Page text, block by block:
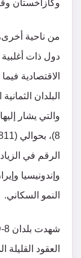
وكازاخستان
دول ذات
الرقم في
وإندونيسيا
النمو السكاني.
العقود